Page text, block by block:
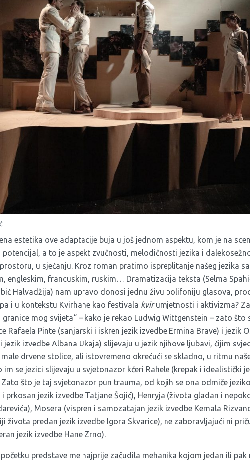
estetika ove adaptacije buja u još jednom aspektu, kom je na
potencijal, a to je aspekt zvučnosti, melodičnosti jezika i
u sjećanju. Kroz roman pratimo ispreplitanje našeg jezika
engleskim, francuskim, ruskim… Dramatizacija teksta (Selma
Halvadžija) nam upravo donosi jednu živu polifoniju glasova,
i u kontekstu Kvirhane kao festivala kvirumjetnosti i aktivizma?
granice mog svijeta“ – kako je rekao Ludwig Wittgenstein – zato što
Rafaela Pinte (sanjarski i iskren jezik izvedbe Ermina Brave) i jezik
izvedbe Albana Ukaja) slijevaju u jezik njihove ljubavi, čijim
drvene stolice, ali istovremeno okrećući se skladno, u ritmu
se jezici slijevaju u svjetonazor kćeri Rahele (krepak i idealistički
Zato što je taj svjetonazor pun trauma, od kojih se ona odmiče
i prkosan jezik izvedbe Tatjane Šojić), Henryja (života gladan i
Mosera (vispren i samozatajan jezik izvedbe Kemala
života predan jezik izvedbe Igora Skvarice), ne zaboravljajući ni
jezik izvedbe Hane Zrno).
predstave me najprije začudila mehanika kojom jedan ili pak